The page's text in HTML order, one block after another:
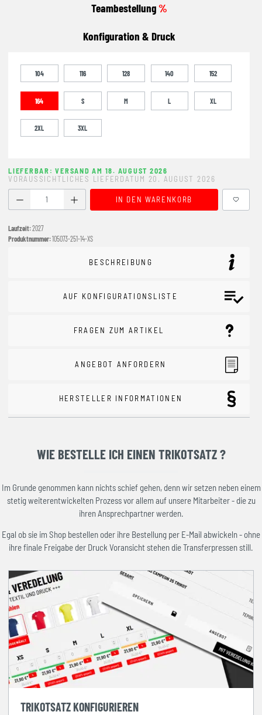
Teambestellung%
Konfiguration & Druck
104 116 128 140 152
164 S M L XL
2XL 3XL
LIEFERBAR: VERSAND AM 18. AUGUST 2026
VORAUSSICHTLICHES LIEFERDATUM 20. AUGUST 2026
Produkt Anzahl: Gib den gewünschten Wert ein oder
IN DEN WARENKORB
Laufzeit:2027
Produktnummer:105073-251-14-XS
BESCHREIBUNG
AUF KONFIGURATIONSLISTE
FRAGEN ZUM ARTIKEL
ANGEBOT ANFORDERN
HERSTELLER INFORMATIONEN
WIE BESTELLE ICH EINEN TRIKOTSATZ ?
Im Grunde genommen kann nichts schief gehen, denn wir setzen neben einem
stetig weiterentwickelten Prozess vor allem auf unsere Mitarbeiter - die zu
ihren Ansprechpartner werden.
Egal ob sie im Shop bestellen oder ihre Bestellung per E-Mail abwickeln - ohne
ihre finale Freigabe der Druck Voransicht stehen die Transferpressen still.
TRIKOTSATZ KONFIGURIEREN